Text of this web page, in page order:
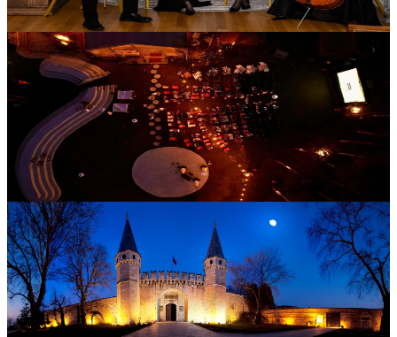
SATIN AL
Sinema
Collective Kemer
8 Ağustos 21:00
Collective Kemer Açık Hava Sineması
Collective Kemer Açık Hava Sineması, ormanın doğal
atmosferinde klasik ve sevilen filmlerden oluşan seçkisiyle yaz
boyunca sinemaseverleri bekliyor.
SATIN AL
Atölye
Antonina Turizm
8 Ağustos 17:30
Topkapı Sarayı Gece Turu
Topkapı Sarayı Gece Turu, uzman rehberler eşliğinde Osmanlı
mirasını gece atmosferinde keşfetmek isteyenlere farklı bir
kültür rotası sunuyor.